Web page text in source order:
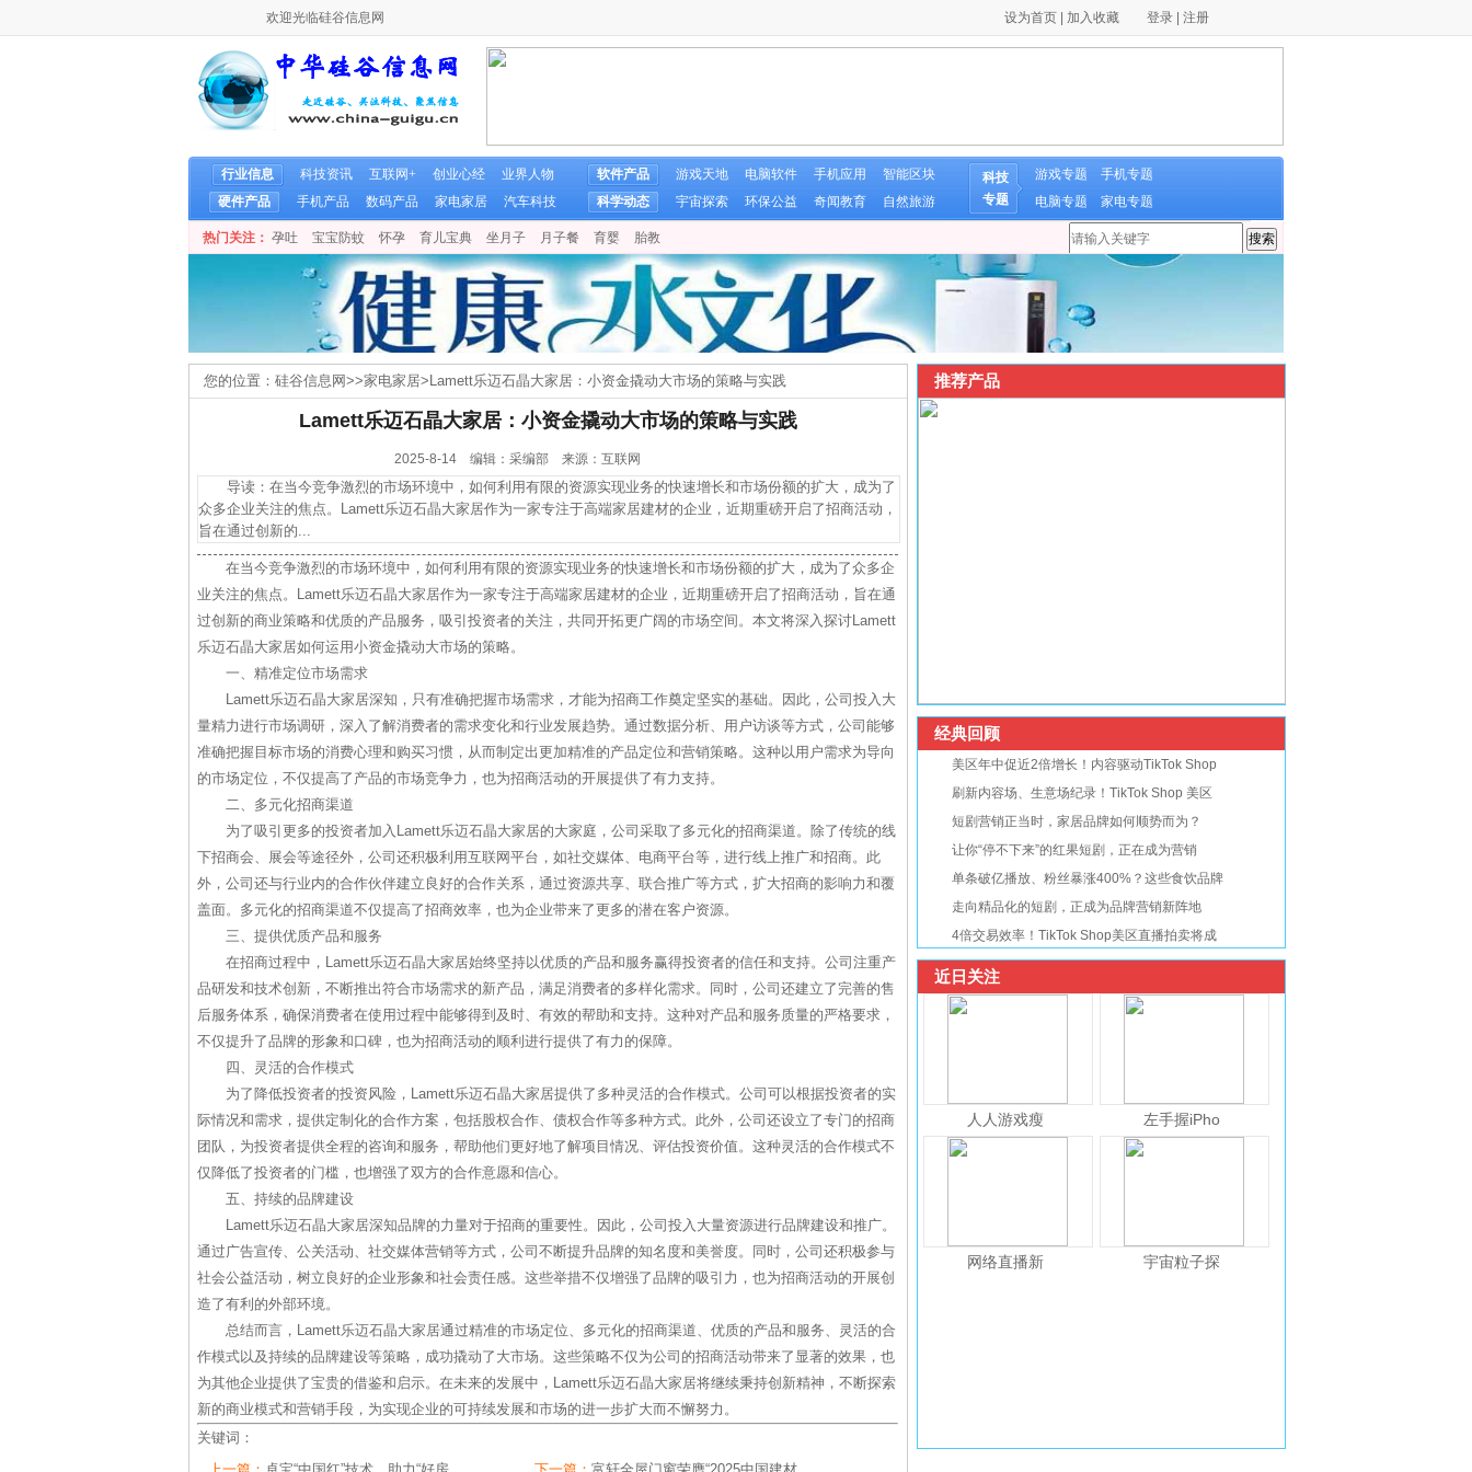
欢迎光临硅谷信息网 设为首页 加入收藏 登录 注册
行业信息 科技资讯 互联网+ 创业心经
业界人物
硬件产品
手机产品 数码产品 家电家居 汽车科技
软件产品 游戏天地 电脑软件 手机应用
智能区块
科学动态
宇宙探索 环保公益 奇闻教育 自然旅游
科技
专题
游戏专题
手机专题
电脑专题
家电专题
热门关注： 孕吐 宝宝防蚊 怀孕 育儿宝典 坐月子 月子餐 育婴 胎教
您的位置： 硅谷信息网>>家电家居> Lamett乐迈石晶大家居：小资金撬动大市场的策略与实践
Lamett乐迈石晶大家居：小资金撬动大市场的策略与实践
2025-8-14 编辑：采编部 来源：互联网
导读：在当今竞争激烈的市场环境中，如何利用有限的资源实现业务的快速增长和市场份额的扩大，成为了
众多企业关注的焦点。Lamett乐迈石晶大家居作为一家专注于高端家居建材的企业，近期重磅开启了招商活动，
旨在通过创新的...
在当今竞争激烈的市场环境中，如何利用有限的资源实现业务的快速增长和市场份额的扩大，成为了众多企
业关注的焦点。Lamett乐迈石晶大家居作为一家专注于高端家居建材的企业，近期重磅开启了招商活动，旨在通
过创新的商业策略和优质的产品服务，吸引投资者的关注，共同开拓更广阔的市场空间。本文将深入探讨Lamett
乐迈石晶大家居如何运用小资金撬动大市场的策略。
一、精准定位市场需求
Lamett乐迈石晶大家居深知，只有准确把握市场需求，才能为招商工作奠定坚实的基础。因此，公司投入大
量精力进行市场调研，深入了解消费者的需求变化和行业发展趋势。通过数据分析、用户访谈等方式，公司能够
准确把握目标市场的消费心理和购买习惯，从而制定出更加精准的产品定位和营销策略。这种以用户需求为导向
的市场定位，不仅提高了产品的市场竞争力，也为招商活动的开展提供了有力支持。
二、多元化招商渠道
为了吸引更多的投资者加入Lamett乐迈石晶大家居的大家庭，公司采取了多元化的招商渠道。除了传统的线
下招商会、展会等途径外，公司还积极利用互联网平台，如社交媒体、电商平台等，进行线上推广和招商。此
外，公司还与行业内的合作伙伴建立良好的合作关系，通过资源共享、联合推广等方式，扩大招商的影响力和覆
盖面。多元化的招商渠道不仅提高了招商效率，也为企业带来了更多的潜在客户资源。
三、提供优质产品和服务
在招商过程中，Lamett乐迈石晶大家居始终坚持以优质的产品和服务赢得投资者的信任和支持。公司注重产
品研发和技术创新，不断推出符合市场需求的新产品，满足消费者的多样化需求。同时，公司还建立了完善的售
后服务体系，确保消费者在使用过程中能够得到及时、有效的帮助和支持。这种对产品和服务质量的严格要求，
不仅提升了品牌的形象和口碑，也为招商活动的顺利进行提供了有力的保障。
四、灵活的合作模式
为了降低投资者的投资风险，Lamett乐迈石晶大家居提供了多种灵活的合作模式。公司可以根据投资者的实
际情况和需求，提供定制化的合作方案，包括股权合作、债权合作等多种方式。此外，公司还设立了专门的招商
团队，为投资者提供全程的咨询和服务，帮助他们更好地了解项目情况、评估投资价值。这种灵活的合作模式不
仅降低了投资者的门槛，也增强了双方的合作意愿和信心。
五、持续的品牌建设
Lamett乐迈石晶大家居深知品牌的力量对于招商的重要性。因此，公司投入大量资源进行品牌建设和推广。
通过广告宣传、公关活动、社交媒体营销等方式，公司不断提升品牌的知名度和美誉度。同时，公司还积极参与
社会公益活动，树立良好的企业形象和社会责任感。这些举措不仅增强了品牌的吸引力，也为招商活动的开展创
造了有利的外部环境。
总结而言，Lamett乐迈石晶大家居通过精准的市场定位、多元化的招商渠道、优质的产品和服务、灵活的合
作模式以及持续的品牌建设等策略，成功撬动了大市场。这些策略不仅为公司的招商活动带来了显著的效果，也
为其他企业提供了宝贵的借鉴和启示。在未来的发展中，Lamett乐迈石晶大家居将继续秉持创新精神，不断探索
新的商业模式和营销手段，为实现企业的可持续发展和市场的进一步扩大而不懈努力。
关键词：
推荐产品
经典回顾
美区年中促近2倍增长！内容驱动TikTok Shop
刷新内容场、生意场纪录！TikTok Shop 美区
短剧营销正当时，家居品牌如何顺势而为？
让你“停不下来”的红果短剧，正在成为营销
单条破亿播放、粉丝暴涨400%？这些食饮品牌
走向精品化的短剧，正成为品牌营销新阵地
4倍交易效率！TikTok Shop美区直播拍卖将成
近日关注
人人游戏瘦 左手握iPho
网络直播新 宇宙粒子探